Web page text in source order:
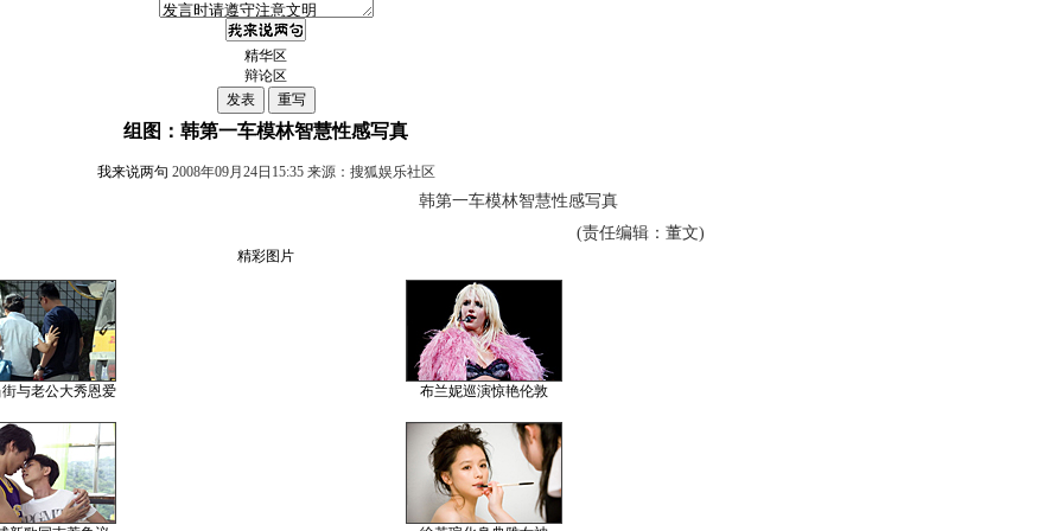
精华区
辩论区
组图：韩第一车模林智慧性感写真
我来说两句 2008年09月24日15:35 来源：搜狐娱乐社区
韩第一车模林智慧性感写真
(责任编辑：董文)
精彩图片
与老公大秀恩爱 布兰妮巡演惊艳伦敦